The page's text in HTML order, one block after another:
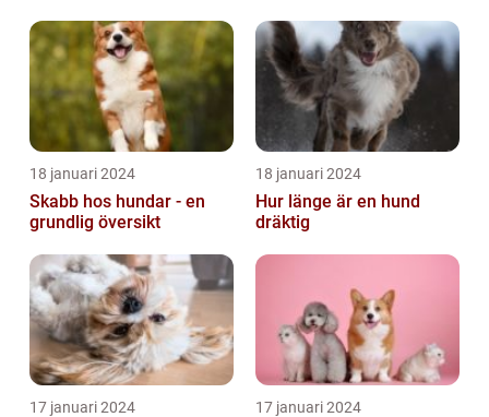
18 januari 2024
Skabb hos hundar - en
grundlig översikt
18 januari 2024
Hur länge är en hund
dräktig
17 januari 2024 17 januari 2024